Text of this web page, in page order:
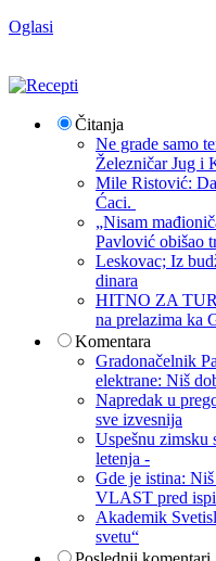
Oglasi
Čitanja
Ne grade samo
Železničar Jug i
Mile Ristović:
Ćaci.
„Nisam
Pavlović obišao
Leskovac; Iz
dinara
HITNO ZA
na prelazima ka
Komentara
Gradonačelnik
elektrane: Niš
Napredak u
sve izvesnija
Uspešnu zimsku
letenja -
Gde je istina:
VLAST pred
Akademik
svetu“